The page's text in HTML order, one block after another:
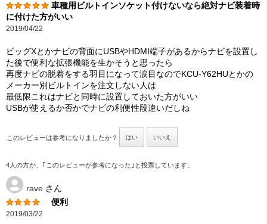
車種用ビルトインソケット付けないなら絶対ナビ装着時
に付けた方がいい
2019/04/22
ビッグXとかナビの背面にUSBやHDMI端子があるからナビを設置し
た後で便利な拡張機能を生かそうと思ったら
再度ナビの脱着をする羽目になって涙目なのでKCU-Y62HUとかの
メーカー別ビルトインを注文しない人は
最低限これはナビと同時に設置しておいた方がいい
USBが使えるか否かでナビの利便性段違いだしね
このレビューは参考になりましたか？ はい いいえ
4人の方が、｢このレビューが参考になった｣と投票しています。
rave さん
便利
2019/03/22